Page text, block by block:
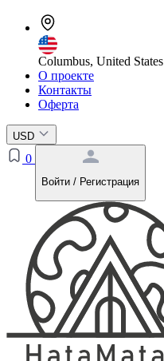
Columbus, United States
О проекте
Контакты
Оферта
USD
0
Войти / Регистрация